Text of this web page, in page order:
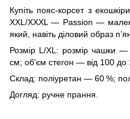
Купіть пояс-корсет з
XXL/XXXL — Passion —
який, навіть діловий образ
Розмір L/XL: розмір чашки
см; об’єм стегон — від 100 до
Склад: поліуретан — 60 %;
Догляд: ручне прання.